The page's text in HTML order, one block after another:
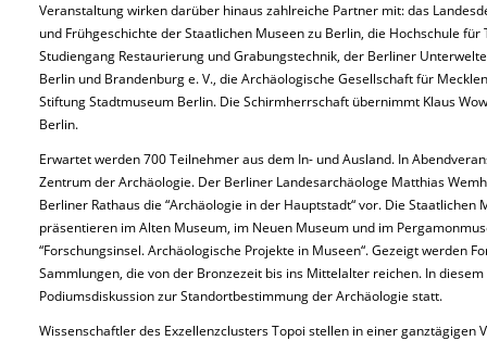
Veranstaltung wirken darüber hinaus zahlreiche Partner mit: das
und Frühgeschichte der Staatlichen Museen zu Berlin, die Hochschule
Studiengang Restaurierung und Grabungstechnik, der Berliner
Berlin und Brandenburg e. V., die Archäologische Gesellschaft für
Stiftung Stadtmuseum Berlin. Die Schirmherrschaft übernimmt Klaus
Berlin.
Erwartet werden 700 Teilnehmer aus dem In- und Ausland. In
Zentrum der Archäologie. Der Berliner Landesarchäologe Matthias
Berliner Rathaus die “Archäologie in der Hauptstadt“ vor. Die Staatlichen
präsentieren im Alten Museum, im Neuen Museum und im
“Forschungsinsel. Archäologische Projekte in Museen“. Gezeigt werden
Sammlungen, die von der Bronzezeit bis ins Mittelalter reichen. In
Podiumsdiskussion zur Standortbestimmung der Archäologie statt.
Wissenschaftler des Exzellenzclusters Topoi stellen in einer